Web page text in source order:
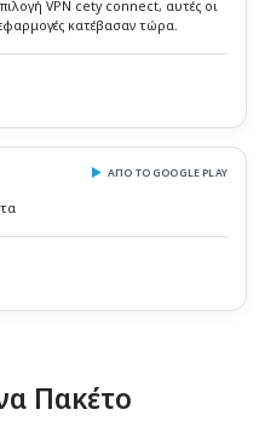
VPN cety connect, αυτές οι
κατέβασαν τώρα.
ΑΠΌ ΤΟ GOOGLE PLAY
Πακέτο